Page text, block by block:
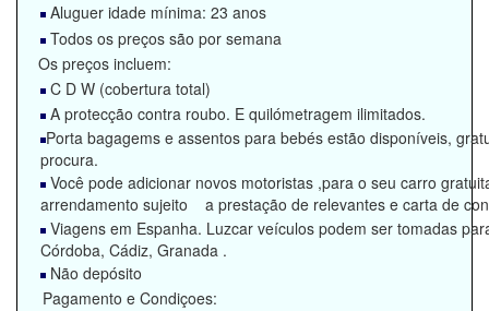
Aluguer idade mínima: 23 anos
Todos os preços são por semana
Os preços incluem:
C D W (cobertura total)
A protecção contra roubo. E quilómetragem ilimitados.
Porta bagagems e assentos para bebés estão disponíveis,
procura.
Você pode adicionar novos motoristas ,para o seu carro
arrendamento sujeito a prestação de relevantes e carta de
Viagens em Espanha. Luzcar veículos podem ser tomadas
Córdoba, Cádiz, Granada .
Não depósito
Pagamento e Condiçoes: